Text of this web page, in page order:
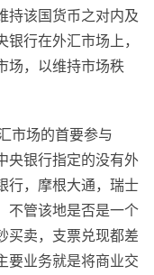
持该国货币之对内及
行在外汇市场上，
场，以维持市场秩
市场的首要参与
央银行指定的没有外
行，摩根大通，瑞士
不管该地是否是一个
买卖，支票兑现都差
要业务就是将商业交